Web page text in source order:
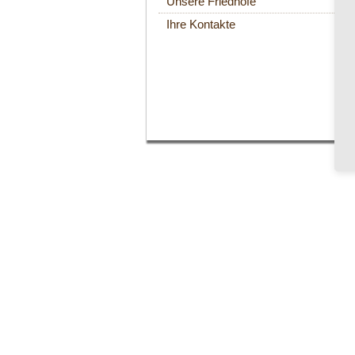
Ihre Kontakte